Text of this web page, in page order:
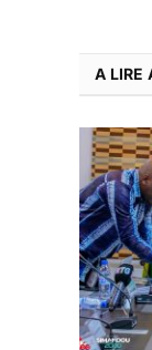
A LIRE